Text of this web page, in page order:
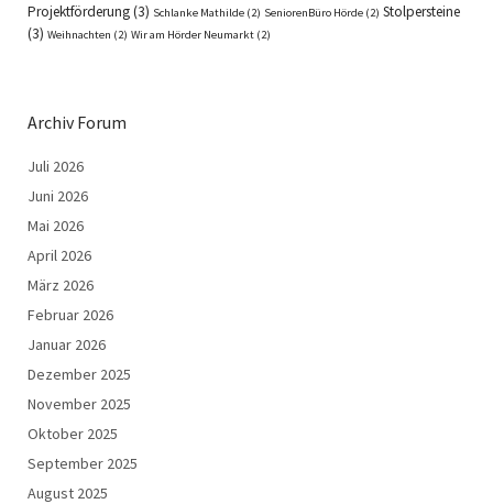
Projektförderung(3) Schlanke Mathilde (2) SeniorenBüro Hörde (2) Stolpersteine
(3) Weihnachten (2) Wir am Hörder Neumarkt (2)
Archiv Forum
Juli 2026
Juni 2026
Mai 2026
April 2026
März 2026
Februar 2026
Januar 2026
Dezember 2025
November 2025
Oktober 2025
September 2025
August 2025